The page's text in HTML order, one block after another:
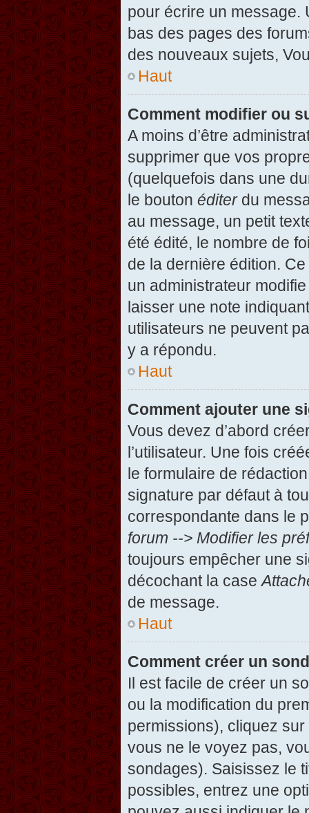
pour écrire un message.
bas des pages des
des nouveaux sujets,
Haut
Comment modifier ou
A moins d’être
supprimer que vos
(quelquefois dans une
le bouton éditerdu
au message, un petit
été édité, le nombre de
de la dernière édition.
un administrateur
laisser une note
utilisateurs ne peuvent
y a répondu.
Haut
Comment ajouter une
Vous devez d’abord
l’utilisateur. Une fois
le formulaire de
signature par défaut à
correspondante dans le
forum --> Modifier les
toujours empêcher une
décochant la case
de message.
Haut
Comment créer un
Il est facile de créer un
ou la modification du
permissions), cliquez sur
vous ne le voyez pas,
sondages). Saisissez le
possibles, entrez une